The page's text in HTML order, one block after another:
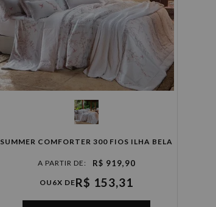
SUMMER COMFORTER 300 FIOS ILHA BELA
R$ 919,90
OU 6X DER$ 153,31